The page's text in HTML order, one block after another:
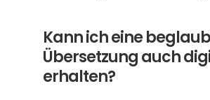
Kann ich eine
Übersetzung auch
erhalten?